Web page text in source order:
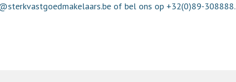
of bel ons op +32(0)89-308888.